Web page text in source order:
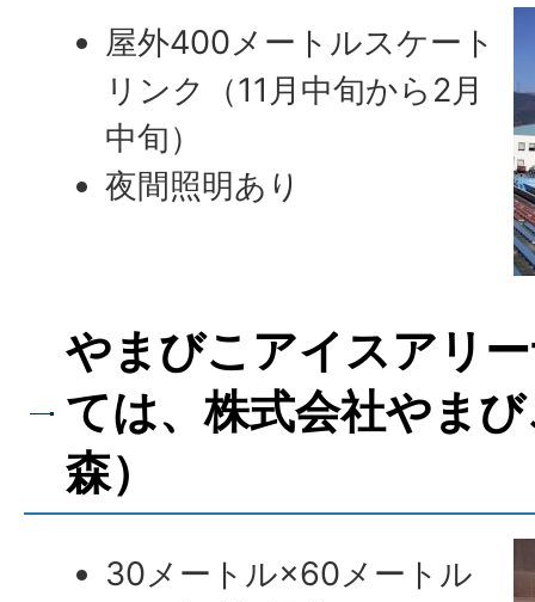
屋外400メートルスケート
リンク（11月中旬から2月
中旬）
夜間照明あり
やまびこアイスアリ
ては、株式会社やま
森）
30メートル×60メートル